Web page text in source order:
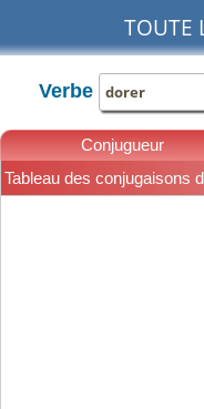
TOUTE
Verbe
Conjugueur
Tableau des conjugaisons